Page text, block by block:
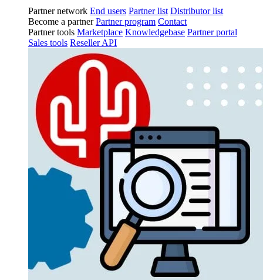
Partner network End users Partner list Distributor list
Become a partner Partner program Contact
Partner tools Marketplace Knowledgebase Partner portal
Sales tools Reseller API